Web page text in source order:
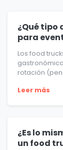
¿Qué tipo
para
Los food
rotación
Leer más
¿Es lo
un food